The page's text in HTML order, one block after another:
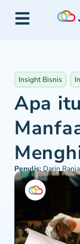
Insight Bisnis
Apa
Penulis: Darin Rania